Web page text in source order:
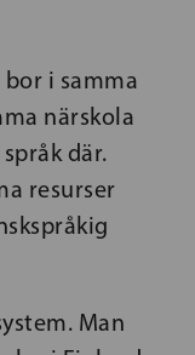
i samma
närskola
där.
resurser
Man